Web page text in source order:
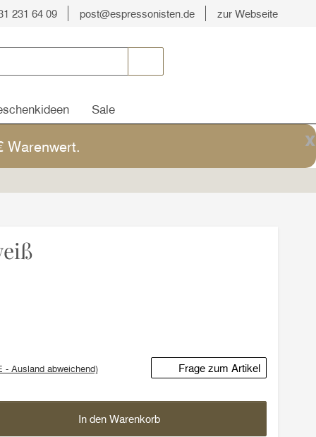
231 64 09 post@espressonisten.de zur Webseite
Sale
x
Warenwert.
- Ausland abweichend) Frage zum Artikel
In den Warenkorb